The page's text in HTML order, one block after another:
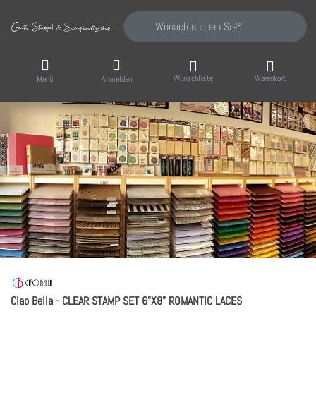
Geben Sie einen Suchbegriff ein. Während
Menü Anmelden Wunschliste Warenkorb
Ciao Bella - CLEAR STAMP SET 6"X8" ROMANTIC LACES